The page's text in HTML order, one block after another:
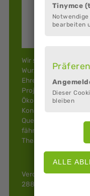
Tinymce
bearbeiten
Dieser
bleiben
Wir sind ein bunter,
Wurzeln in der
Ehrenamtlichen
Projekte und andere
Ökologie, Theater,
Konsumkritik,
Queerfeminismus
fährt mit
Theatercamps an
Verdener Straße 4
28870 Ottersberg